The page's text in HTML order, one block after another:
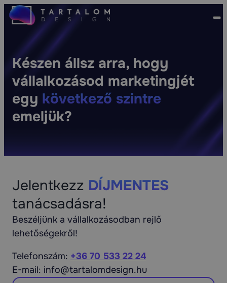
Készen állsz arra, hogy
vállalkozásod marketingjét
egy következő szintre
emeljük?
Jelentkezz DÍJMENTES
tanácsadásra!
Beszéljünk a vállalkozásodban rejlő
lehetőségekről!
Telefonszám: +36 70 533 22 24
E-mail: info@tartalomdesign.hu